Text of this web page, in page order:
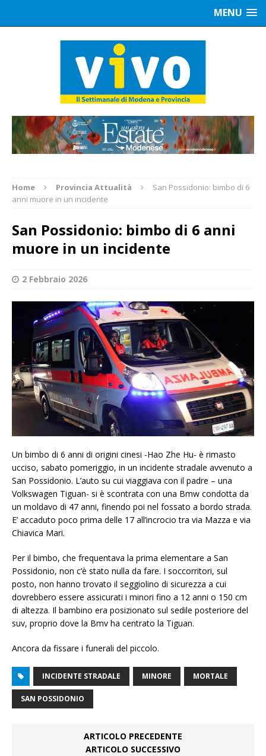
MENU
Home Provincia Attualità
San Possidonio: bimbo di 6
anni muore in un incidente
San Possidonio: bimbo di 6 anni
muore in un incidente
2 Febbraio 2026
Un bimbo di 6 anni di origini cinesi -Hao Zhe Hu- è rimasto
ucciso, sabato pomeriggio, in un incidente stradale avvenuto a
San Possidonio. L’auto su cui viaggiava con il padre – una
Volkswagen Tiguan- si è scontrata con una Bmw condotta da
un moldavo di 47 anni, finendo poi nel fossato a bordo strada.
E’ accaduto poco prima delle 17 all’incrocio tra via Mazza e via
Chiavica Mari.
Per il bimbo, che frequentava la prima elementare a San
Possidonio, non c’è stato nulla da fare. I soccorritori, sul
posto, non hanno trovato il seggiolino di sicurezza a cui
dovrebbero essere assicurati i minori fino a 12 anni o 150 cm
di altezza. Il bambino era posizionato sul sedile posteriore del
suv, proprio dove la Bmv ha centrato la Tiguan.
Ancora da fissare i funerali del piccolo.
INCIDENTE STRADALE MINORE MORTALE
SAN POSSIDONIO
ARTICOLO PRECEDENTE
ARTICOLO SUCCESSIVO